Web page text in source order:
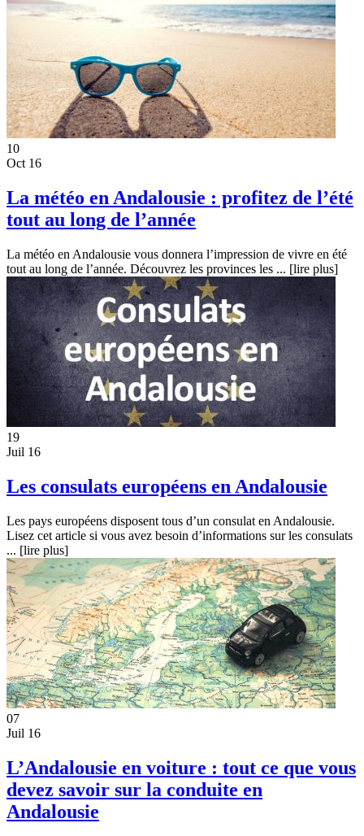
10
Oct 16
La météo en Andalousie : profitez de l’été
tout au long de l’année
La météo en Andalousie vous donnera l’impression de vivre en été
tout au long de l’année. Découvrez les provinces les ... [lire plus]
19
Juil 16
Les consulats européens en Andalousie
Les pays européens disposent tous d’un consulat en Andalousie.
Lisez cet article si vous avez besoin d’informations sur les consulats
... [lire plus]
07
Juil 16
L’Andalousie en voiture : tout ce que vous
devez savoir sur la conduite en
Andalousie